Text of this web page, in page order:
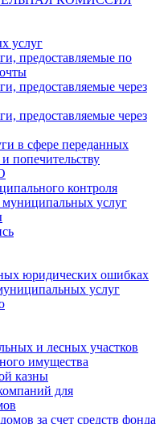
услуг
предоставляемые по
предоставляемые через
предоставляемые через
в сфере переданных
попечительству
контроля
услуг
юридических ошибках
услуг
и лесных участков
имущества
казны
для
за счет средств фонда